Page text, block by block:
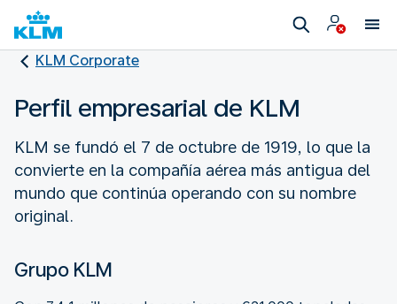
KLM Corporate
Perfil empresarial de KLM
KLM se fundó el 7 de octubre de 1919, lo que la
convierte en la compañía aérea más antigua del
mundo que continúa operando con su nombre
original.
Grupo KLM